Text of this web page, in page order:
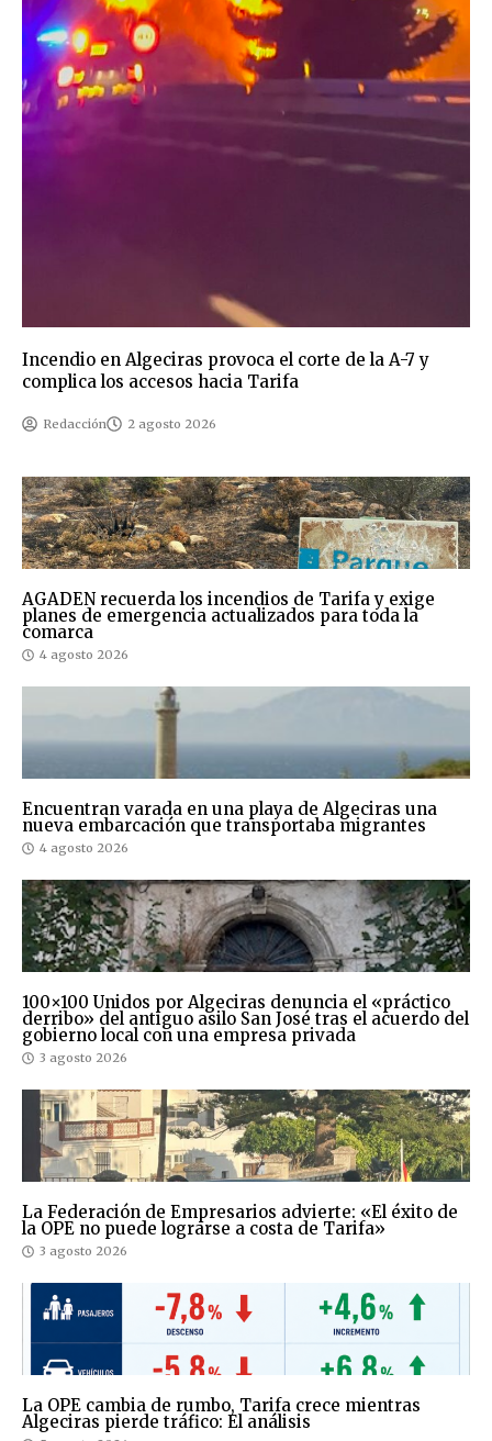
Incendio en Algeciras provoca el corte de la A-7 y
complica los accesos hacia Tarifa
Redacción 2 agosto 2026
AGADEN recuerda los incendios de Tarifa y exige
planes de emergencia actualizados para toda la
comarca
4 agosto 2026
Encuentran varada en una playa de Algeciras una
nueva embarcación que transportaba migrantes
4 agosto 2026
100×100 Unidos por Algeciras denuncia el «práctico
derribo» del antiguo asilo San José tras el acuerdo del
gobierno local con una empresa privada
3 agosto 2026
La Federación de Empresarios advierte: «El éxito de
la OPE no puede lograrse a costa de Tarifa»
3 agosto 2026
La OPE cambia de rumbo, Tarifa crece mientras
Algeciras pierde tráfico: El análisis